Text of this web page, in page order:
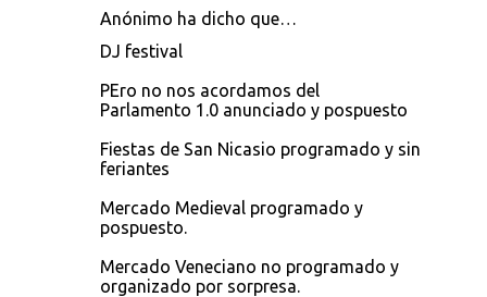
Anónimo ha dicho que…
DJ festival
PEro no nos acordamos del
Parlamento 1.0 anunciado y pospuesto
Fiestas de San Nicasio programado y sin
feriantes
Mercado Medieval programado y
pospuesto.
Mercado Veneciano no programado y
organizado por sorpresa.